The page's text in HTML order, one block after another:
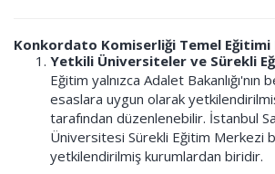
Konkordato Komiserliği Temel Eğitimi
Yetkili Üniversiteler ve Sürekli
Eğitim yalnızca Adalet Bakanlığı'nın
esaslara uygun olarak
tarafından düzenlenebilir. İstanbul
Üniversitesi Sürekli Eğitim Merkezi
yetkilendirilmiş kurumlardan biridir.